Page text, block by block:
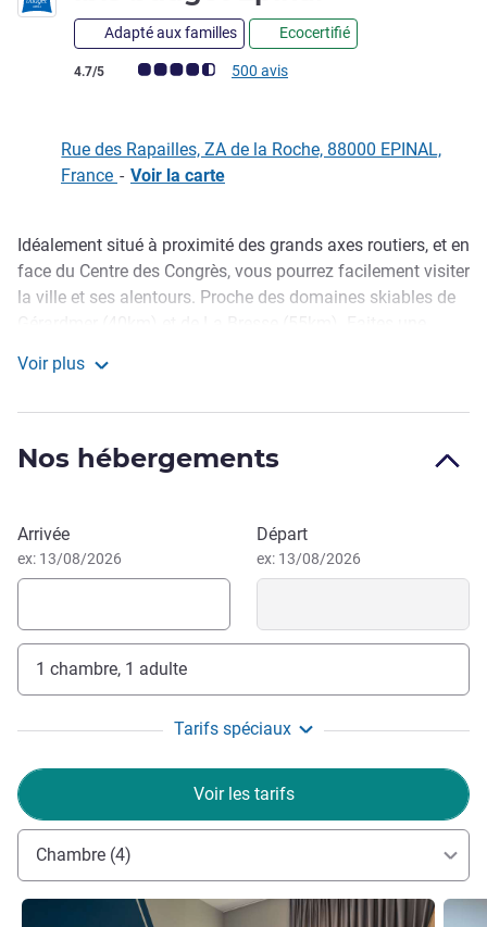
Adapté aux familles Ecocertifié
Note Avis clients (Note ALL)
4.7/5 500 avis
Rue des Rapailles, ZA de la Roche, 88000 EPINAL,
France - Voir la carte
Description
Idéalement situé à proximité des grands axes routiers, et en
face du Centre des Congrès, vous pourrez facilement visiter
la ville et ses alentours. Proche des domaines skiables de
économique avec des chambres équipées du Wi-Fi offert.
chaleureuse sera ravie de vous accueillir, seul(e) ou en
famille, et de partager avec vous ses meilleures adresses
séjour chez nous !
Sandrine CORDEIRO, Direction de l'hôtel
Voir plus
Nos hébergements
Réserver cet hôtel
Arrivée
ex: 13/08/2026
Départ
ex: 13/08/2026
1 chambre, 1 adulte
Tarifs spéciaux
Voir les tarifs
Chambre (4)
Voir les détails Voir